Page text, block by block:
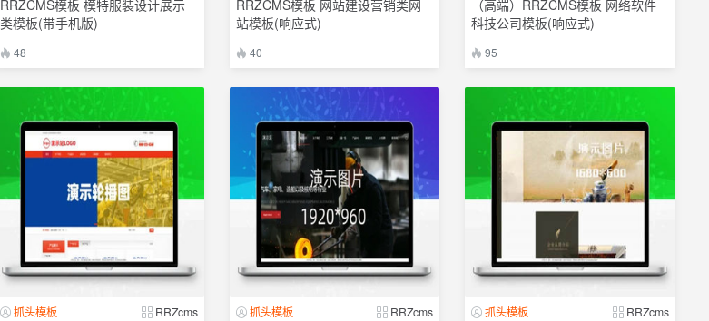
RRZCMS模板 模特服装设计展示
类模板(带手机版)
48
RRZCMS模板 网站建设营销类网
站模板(响应式)
40
（高端）RRZCMS模板 网络软件
科技公司模板(响应式)
95
抓头模板 RRZcms 抓头模板 RRZcms 抓头模板 RRZcms